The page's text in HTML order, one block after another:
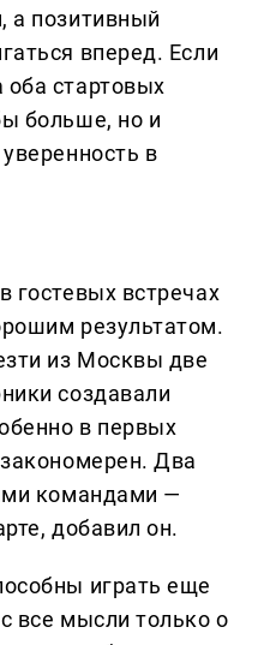
а позитивный
вперед. Если
стартовых
больше, но и
в
гостевых встречах
результатом.
из Москвы две
создавали
в первых
Два
командами —
добавил он.
играть еще
все мысли только о